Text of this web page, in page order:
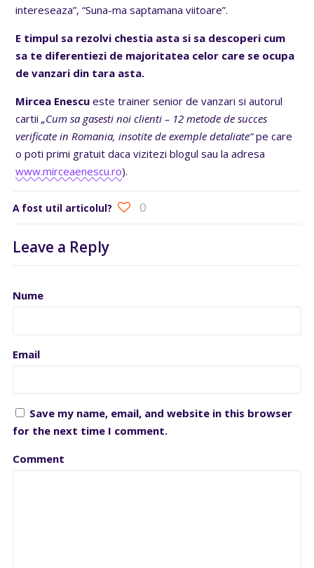
intereseaza”, “Suna-ma saptamana viitoare”.
E timpul sa rezolvi chestia asta si sa descoperi cum
sa te diferentiezi de majoritatea celor care se ocupa
de vanzari din tara asta.
Mircea Enescu este trainer senior de vanzari si autorul
cartii„Cum sa gasesti noi clienti – 12 metode de succes
verificate in Romania, insotite de exemple detaliate“pe care
o poti primi gratuit daca vizitezi blogul sau la adresa
www.mirceaenescu.ro).
A fost util articolul? 0
Leave a Reply
Nume
Email
Save my name, email, and website in this browser
for the next time I comment.
Comment